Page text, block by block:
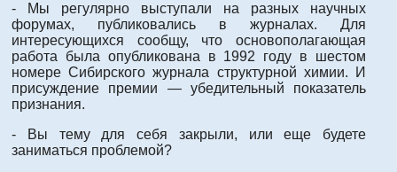
- Мы регулярно выступали на разных научных
форумах, публиковались в журналах. Для
интересующихся сообщу, что основополагающая
работа была опубликована в 1992 году в шестом
номере Сибирского журнала структурной химии. И
присуждение премии — убедительный показатель
признания.
- Вы тему для себя закрыли, или еще будете
заниматься проблемой?